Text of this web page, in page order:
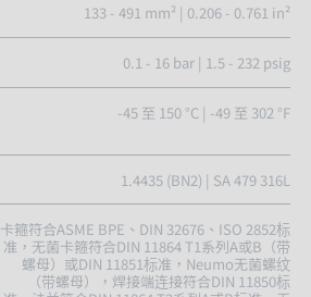
133 - 491 mm² | 0.206 - 0.761 in²
0.1 - 16 bar | 1.5 - 232 psig
-45 至 150 °C | -49 至 302 °F
1.4435 (BN2) | SA 479 316L
卡箍符合ASME BPE、DIN 32676、ISO 2852标
准，无菌卡箍符合DIN 11864 T1系列A或B（带
螺母）或DIN 11851标准，Neumo无菌螺纹
（带螺母），焊接端连接符合DIN 11850标